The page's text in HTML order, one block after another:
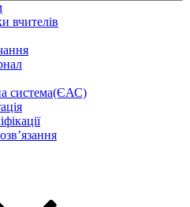
вчителів
система(ЄАС)